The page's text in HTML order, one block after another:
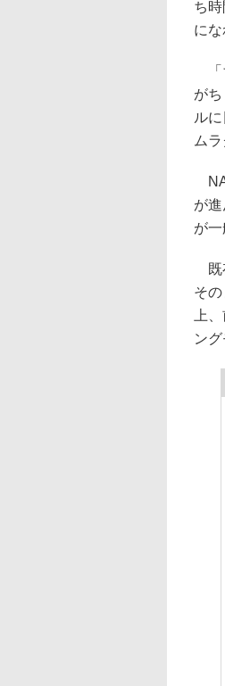
ち
に
「
が
ル
ム
が
が一
既
そ
上
ン